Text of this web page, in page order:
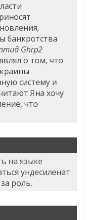
банкротства
Ghrp2
о том, что
систему и
Яна хочу
что
на языке
ундесиленат
роль.